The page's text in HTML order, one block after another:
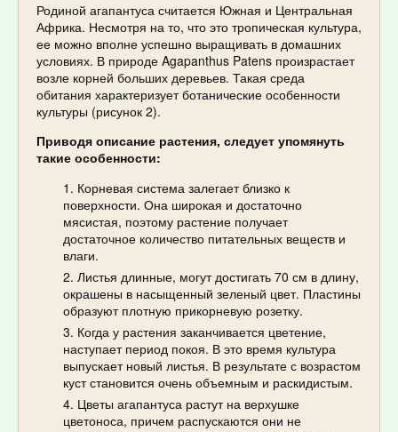
Родиной агапантуса считается Южная и Центральная
Африка. Несмотря на то, что это тропическая культура,
ее можно вполне успешно выращивать в домашних
условиях. В природе Agapanthus Patens произрастает
возле корней больших деревьев. Такая среда
обитания характеризует ботанические особенности
культуры (рисунок 2).
Приводя описание растения, следует упомянуть
такие особенности:
Корневая система залегает близко к
поверхности. Она широкая и достаточно
мясистая, поэтому растение получает
достаточное количество питательных веществ и
влаги.
Листья длинные, могут достигать 70 см в длину,
окрашены в насыщенный зеленый цвет. Пластины
образуют плотную прикорневую розетку.
Когда у растения заканчивается цветение,
наступает период покоя. В это время культура
выпускает новый листья. В результате с возрастом
куст становится очень объемным и раскидистым.
Цветы агапантуса растут на верхушке
цветоноса, причем распускаются они не